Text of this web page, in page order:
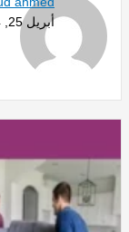
أبريل 25, 2024